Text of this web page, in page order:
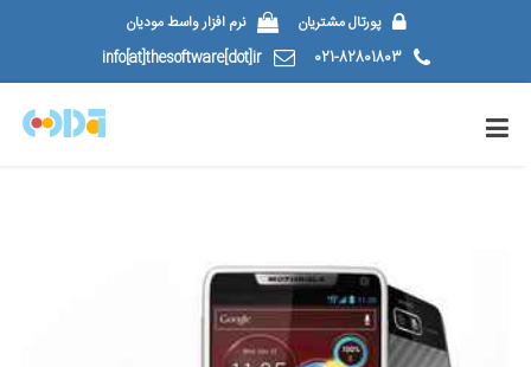
پورتال مشتریان
نرم افزار واسط مودیان
021-82801803
info[at]thesoftware[dot]ir